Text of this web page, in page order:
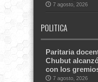
7 agosto, 2026
POLITICA
Paritaria
Chubut
con los
7 agosto, 2026